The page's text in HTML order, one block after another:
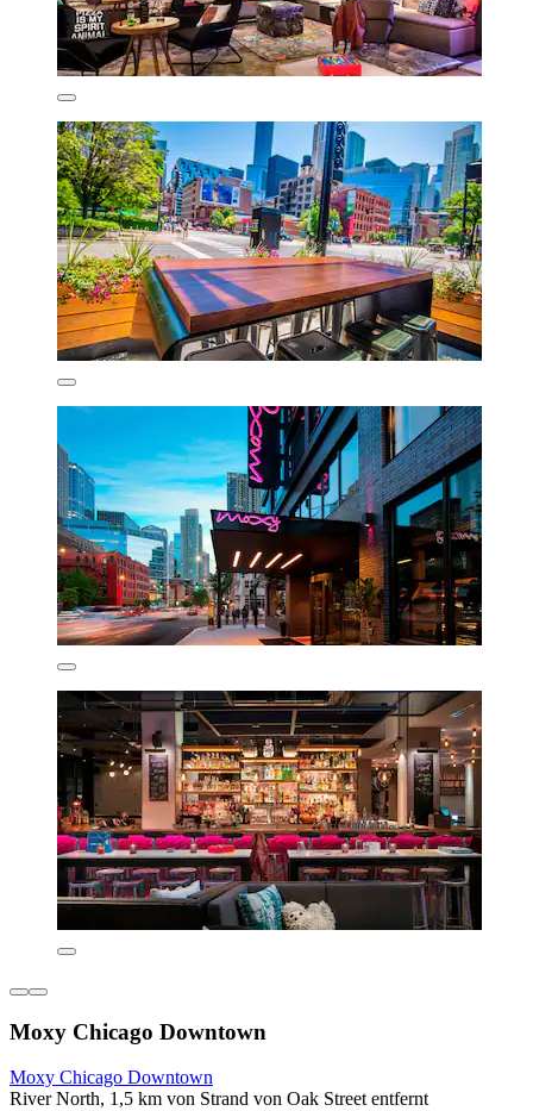
Moxy Chicago Downtown
Moxy Chicago Downtown
River North, 1,5 km von Strand von Oak Street entfernt